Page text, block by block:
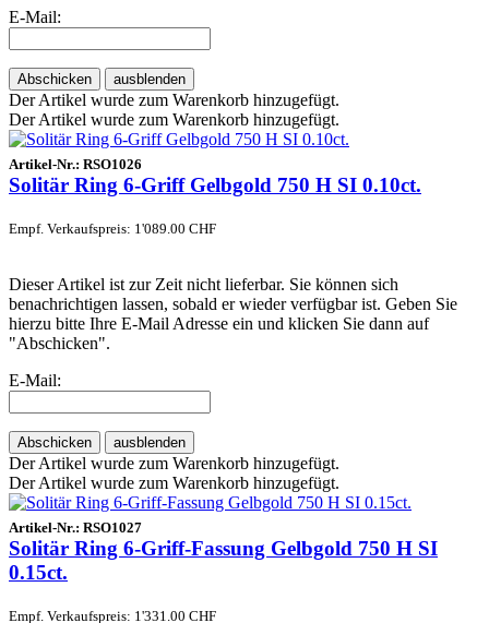
E-Mail:
Abschicken ausblenden
Der Artikel wurde zum Warenkorb hinzugefügt.
Der Artikel wurde zum Warenkorb hinzugefügt.
Artikel-Nr.: RSO1026
Solitär Ring 6-Griff Gelbgold 750 H SI 0.10ct.
Empf. Verkaufspreis: 1'089.00 CHF
Dieser Artikel ist zur Zeit nicht lieferbar. Sie können sich
benachrichtigen lassen, sobald er wieder verfügbar ist. Geben Sie
hierzu bitte Ihre E-Mail Adresse ein und klicken Sie dann auf
"Abschicken".
E-Mail:
Abschicken ausblenden
Der Artikel wurde zum Warenkorb hinzugefügt.
Der Artikel wurde zum Warenkorb hinzugefügt.
Artikel-Nr.: RSO1027
Solitär Ring 6-Griff-Fassung Gelbgold 750 H SI
0.15ct.
Empf. Verkaufspreis: 1'331.00 CHF